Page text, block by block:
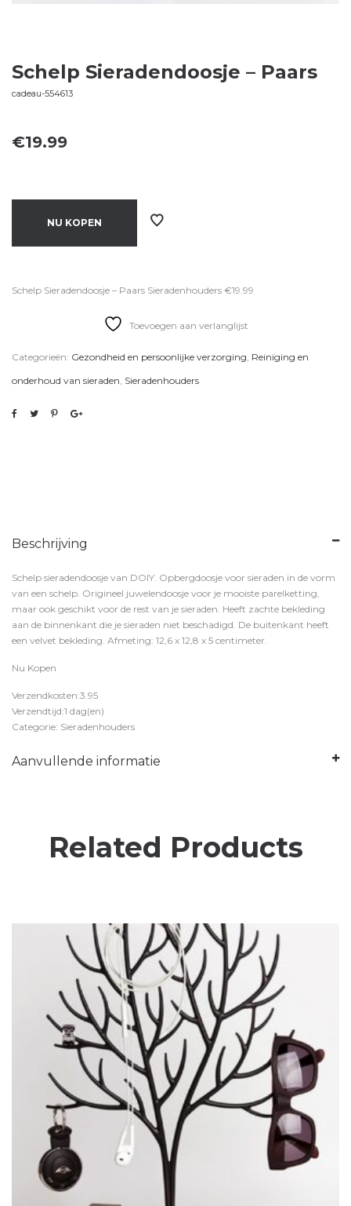
Schelp Sieradendoosje – Paars
cadeau-554613
€19.99
NU KOPEN
Schelp Sieradendoosje – Paars Sieradenhouders €19.99
Toevoegen aan verlanglijst
Categorieën: Gezondheid en persoonlijke verzorging, Reiniging en
onderhoud van sieraden, Sieradenhouders
Beschrijving
Schelp sieradendoosje van DOIY. Opbergdoosje voor sieraden in de vorm
van een schelp. Origineel juwelendoosje voor je mooiste parelketting,
maar ook geschikt voor de rest van je sieraden. Heeft zachte bekleding
aan de binnenkant die je sieraden niet beschadigd. De buitenkant heeft
een velvet bekleding. Afmeting: 12,6 x 12,8 x 5 centimeter.
Nu Kopen
Verzendkosten:3.95
Verzendtijd:1 dag(en)
Categorie: Sieradenhouders
Aanvullende informatie
Related Products